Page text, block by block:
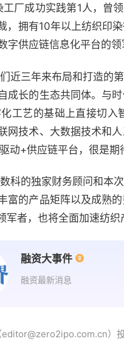
厂成功实践第1人，曾
拥有10年以上纺织印
供应链信息化平台的领
近三年来布局和打造的
成长的生态共同体。与
工艺的基础上直接切
网技术、大数据技术和
动+供应链平台，很是期
科的独家财务顾问和本
富的产品矩阵以及成熟
者，也将全面加速纺织
融资大事件
融资最新消息
）投